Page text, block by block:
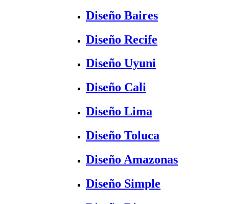
Diseño Baires
Diseño Recife
Diseño Uyuni
Diseño Cali
Diseño Lima
Diseño Toluca
Diseño Amazonas
Diseño Simple